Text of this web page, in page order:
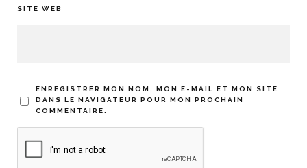
SITE WEB
ENREGISTRER MON NOM, MON E-MAIL ET MON SITE
DANS LE NAVIGATEUR POUR MON PROCHAIN
COMMENTAIRE.